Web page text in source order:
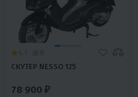
СКУТЕР NESSO 125
78 900 ₽